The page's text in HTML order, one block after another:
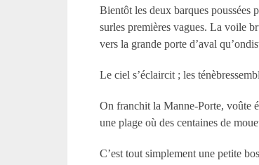
Bientôt les deux barques poussées
surles premières vagues. La voile
vers la grande porte d’aval
Le ciel s’éclaircit ; les
On franchit la Manne-Porte, voûte
une plage où des centaines de
C’est tout simplement une petite